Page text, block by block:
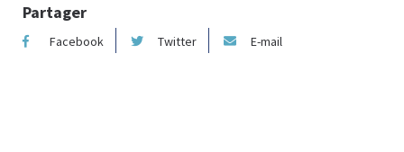
Partager
Facebook Twitter E-mail